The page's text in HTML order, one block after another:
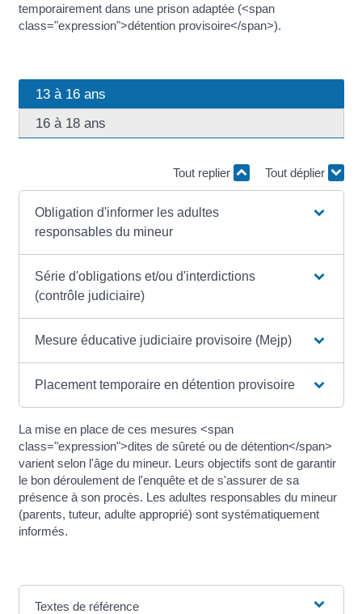
temporairement dans une prison adaptée (<span
class="expression">détention provisoire</span>).
13 à 16 ans
16 à 18 ans
Tout replier Tout déplier
Obligation d'informer les adultes
responsables du mineur
Série d'obligations et/ou d'interdictions
(contrôle judiciaire)
Mesure éducative judiciaire provisoire (Mejp)
Placement temporaire en détention provisoire
La mise en place de ces mesures <span
class="expression">dites de sûreté ou de détention</span>
varient selon l'âge du mineur. Leurs objectifs sont de garantir
le bon déroulement de l'enquête et de s'assurer de sa
présence à son procès. Les adultes responsables du mineur
(parents, tuteur, adulte approprié) sont systématiquement
informés.
Textes de référence